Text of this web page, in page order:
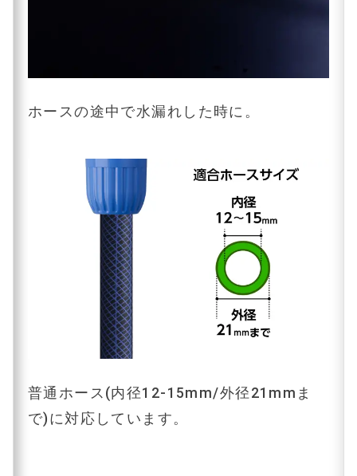
ホースの途中で水漏れした時に。
普通ホース(内径12-15mm/外径21mmま
で)に対応しています。